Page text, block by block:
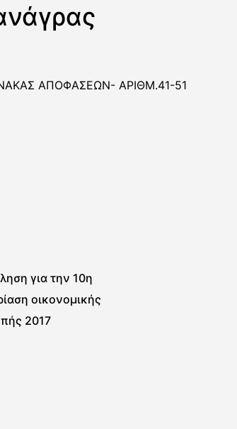
ΑΠΟΦΑΣΕΩΝ- ΑΡΙΘΜ.41-51
για την 10η
οικονομικής
2017